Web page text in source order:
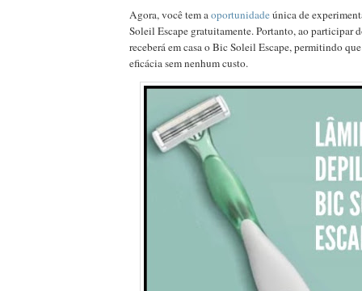
Agora, você tem aoportunidadeúnica de
Soleil Escape gratuitamente. Portanto, ao participar
receberá em casa o Bic Soleil Escape, permitindo
eficácia sem nenhum custo.